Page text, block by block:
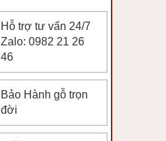
Hỗ trợ tư vấn 24/7
Zalo: 0982 21 26
46
Bảo Hành gỗ trọn
đời